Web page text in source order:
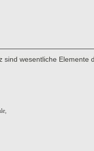
sind wesentliche Elemente